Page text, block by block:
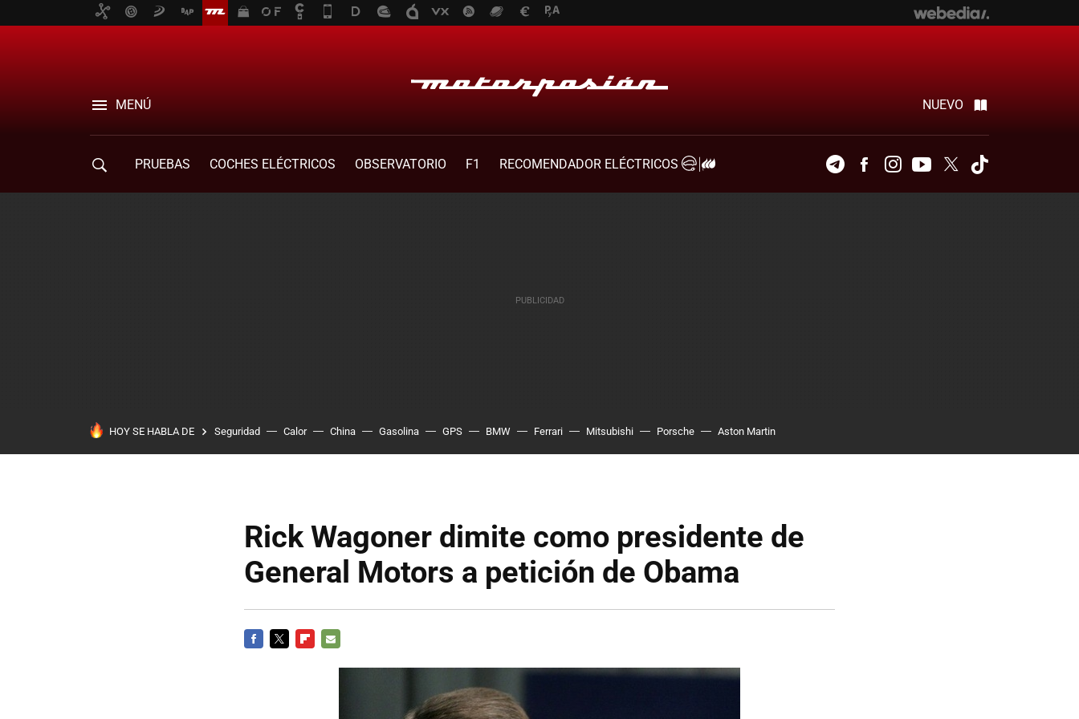
MENÚ NUEVO
PRUEBAS COCHES ELÉCTRICOS OBSERVATORIO F1
RECOMENDADOR ELÉCTRICOS
TelegramFacebookInstagramYoutubeTwitter
HOY SE HABLA DE Seguridad Calor China Gasolina GPS BMW Ferrari Mitsubishi Porsche Aston Martin
Rick Wagoner dimite como presidente de
General Motors a petición de Obama